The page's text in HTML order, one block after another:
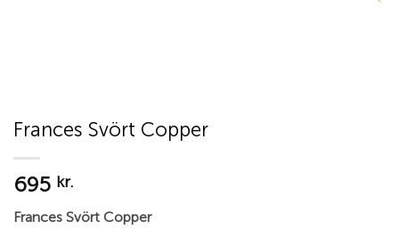
Frances Svört Copper
695 kr.
Frances Svört Copper